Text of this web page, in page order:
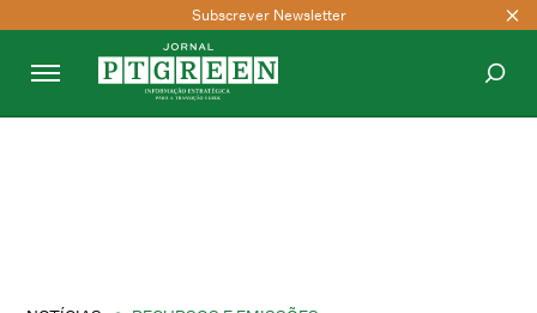
Subscrever Newsletter